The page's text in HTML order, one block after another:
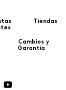
Tiendas
Cambios y
Garantía